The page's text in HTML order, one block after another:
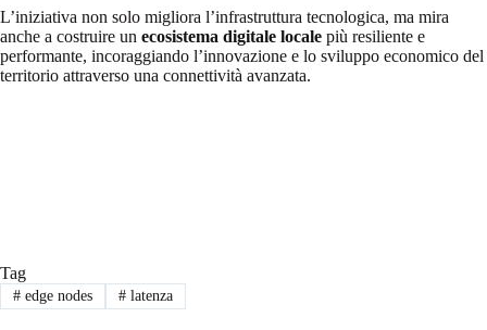
L’iniziativa non solo migliora l’infrastruttura tecnologica, ma mira
anche a costruire un ecosistema digitale locale più resiliente e
performante, incoraggiando l’innovazione e lo sviluppo economico del
territorio attraverso una connettività avanzata.
Tag
#edge nodes #latenza